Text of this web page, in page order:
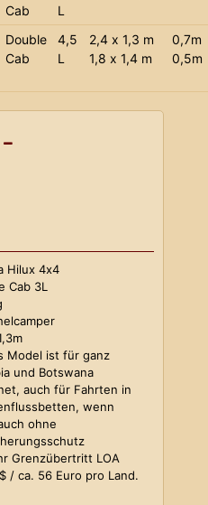
Cab
L
Double
Cab
4,5
L
2,4 x 1,3 m
1,8 x 1,4 m
0,7m
0,5m
-
Hilux 4x4
Cab 3L
Model ist für ganz
und Botswana
auch für Fahrten in
wenn
ohne
Grenzübertritt LOA
/ ca. 56 Euro pro Land.